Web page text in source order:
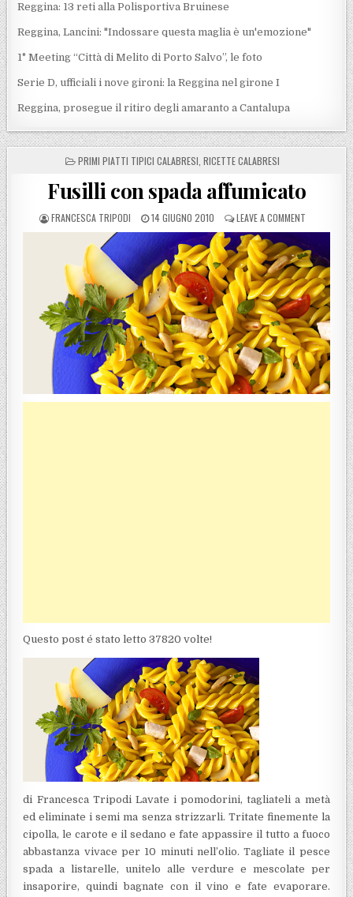
Reggina: 13 reti alla Polisportiva Bruinese
Reggina, Lancini: "Indossare questa maglia è un'emozione"
1° Meeting “Città di Melito di Porto Salvo”, le foto
Serie D, ufficiali i nove gironi: la Reggina nel girone I
Reggina, prosegue il ritiro degli amaranto a Cantalupa
POSTED IN
PRIMI PIATTI TIPICI CALABRESI RICETTE CALABRESI
Fusilli con spada affumicato
POSTED BY
FRANCESCA TRIPODI POSTED ON
14 GIUGNO 2010 LEAVE A COMMENT ON
Questo post é stato letto 37820 volte!
di Francesca Tripodi Lavate i pomodorini, tagliateli a metà
ed eliminate i semi ma senza strizzarli. Tritate finemente la
cipolla, le carote e il sedano e fate appassire il tutto a fuoco
abbastanza vivace per 10 minuti nell’olio. Tagliate il pesce
spada a listarelle, unitelo alle verdure e mescolate per
insaporire, quindi bagnate con il vino e fate evaporare.